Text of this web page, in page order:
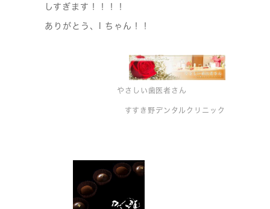
しすぎます！！！！
ありがとう、I ちゃん！！
やさしい歯医者さん
すすき野デンタルクリニック